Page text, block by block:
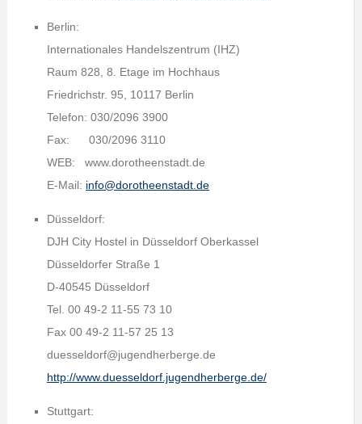
Berlin:
Internationales Handelszentrum (IHZ)
Raum 828, 8. Etage im Hochhaus
Friedrichstr. 95, 10117 Berlin
Telefon: 030/2096 3900
Fax: 030/2096 3110
WEB: www.dorotheenstadt.de
E-Mail: info@dorotheenstadt.de
Düsseldorf:
DJH City Hostel in Düsseldorf Oberkassel
Düsseldorfer Straße 1
D-40545 Düsseldorf
Tel. 00 49-2 11-55 73 10
Fax 00 49-2 11-57 25 13
duesseldorf@jugendherberge.de
http://www.duesseldorf.jugendherberge.de/
Stuttgart: